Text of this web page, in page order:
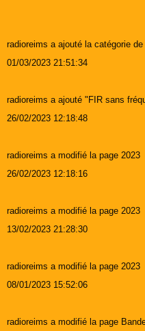
radioreims a ajouté la catégorie
01/03/2023 21:51:34
radioreims a ajouté "FIR sans
26/02/2023 12:18:48
radioreims a modifié la page 2023
26/02/2023 12:18:16
radioreims a modifié la page 2023
13/02/2023 21:28:30
radioreims a modifié la page 2023
08/01/2023 15:52:06
radioreims a modifié la page